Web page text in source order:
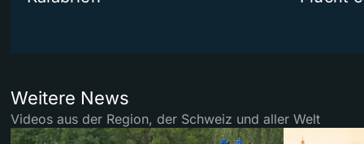
Weitere News
Videos aus der Region, der Schweiz und aller Welt